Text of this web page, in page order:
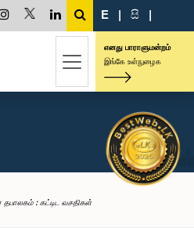
E | සි |
எனது பாராளுமன்றம்
இங்கே உள்நுழைக
தபாலகம் : கட்டிட வசதிகள்